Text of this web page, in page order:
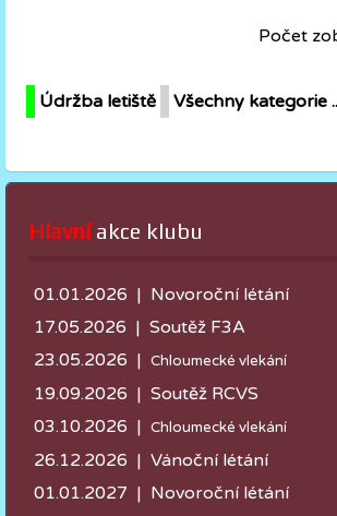
Počet
Údržba letiště Všechny kategorie
Hlavní akce klubu
01.01.2026 | Novoroční létání
17.05.2026 | Soutěž F3A
23.05.2026 | Chloumecké vlekání
19.09.2026 | Soutěž RCVS
03.10.2026 | Chloumecké vlekání
26.12.2026 | Vánoční létání
01.01.2027 | Novoroční létání